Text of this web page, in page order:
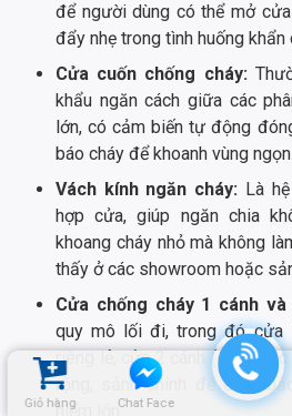
Giỏ hàng Chat Face
để người dùng có thể mở
đẩy nhẹ trong tình huống khẩn
Cửa cuốn chống cháy:
khẩu ngăn cách giữa các
lớn, có cảm biến tự động
báo cháy để khoanh vùng
Vách kính ngăn cháy: Là
hợp cửa, giúp ngăn chia
khoang cháy nhỏ mà không
thấy ở các showroom hoặc
Cửa chống cháy 1 cánh và
quy mô lối đi, trong đó cửa
riêng lẻ, cửa 2 cánh (đều hoặc
rộng, sảnh chính để đảm
hiểm lớn.